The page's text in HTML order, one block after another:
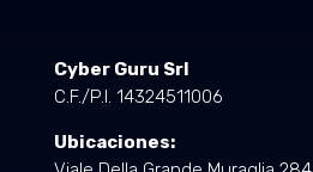
Cyber Guru Srl
C.F./P.I. 14324511006
Ubicaciones: